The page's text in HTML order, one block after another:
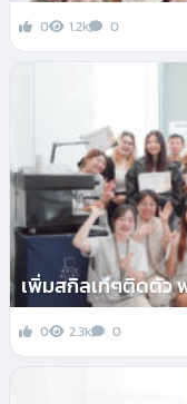
0 1.2k 0
เพิ่มสกิลเท่ๆติดตัว
0 2.3k 0